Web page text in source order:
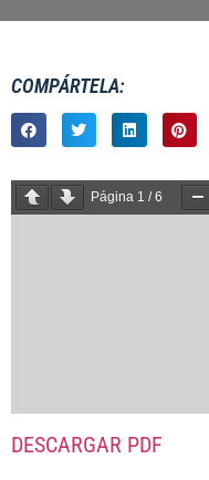
COMPÁRTELA:
Página 1 /6
DESCARGAR PDF